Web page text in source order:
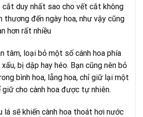
duy nhất sao cho vết cắt không
thương đến ngày hoa, như vậy cũng
hơn rất nhiều
tâm, loại bỏ một số cánh hoa phía
bị dập hay héo. Bạn cũng nên bỏ
bình hoa, lẵng hoa, chỉ giữ lại một
cho cành hoa được tự nhiên.
lá sẽ khiến cành hoa thoát hơi nước